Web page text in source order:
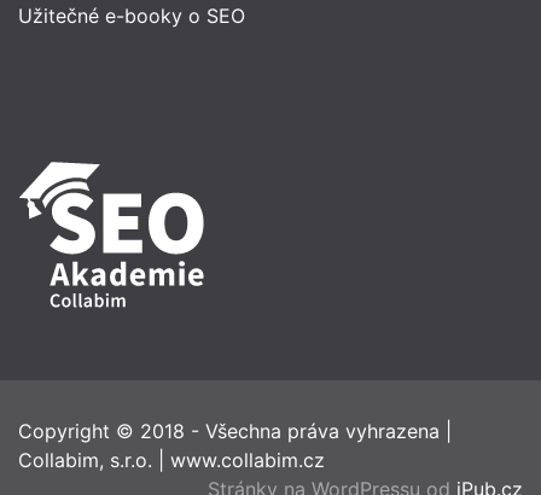
Užitečné e-booky o SEO
Copyright © 2018 - Všechna práva vyhrazena
Collabim, s.r.o.
www.collabim.cz
Stránky na WordPressu od jPub.cz